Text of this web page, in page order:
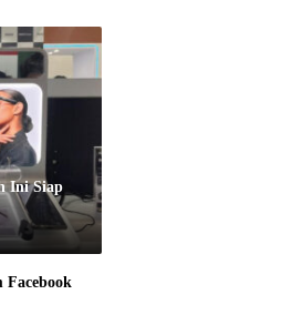
Ini Siap
Facebook